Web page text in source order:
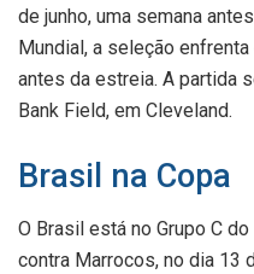
de junho, uma semana
Mundial, a seleção
antes da estreia. A partida
Bank Field, em Cleveland.
Brasil na Copa
O Brasil está no Grupo C
contra Marrocos, no dia 13